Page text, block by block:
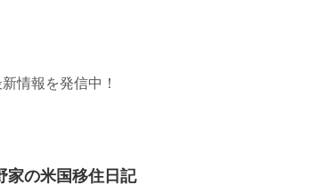
情報を発信中！
家の米国移住日記